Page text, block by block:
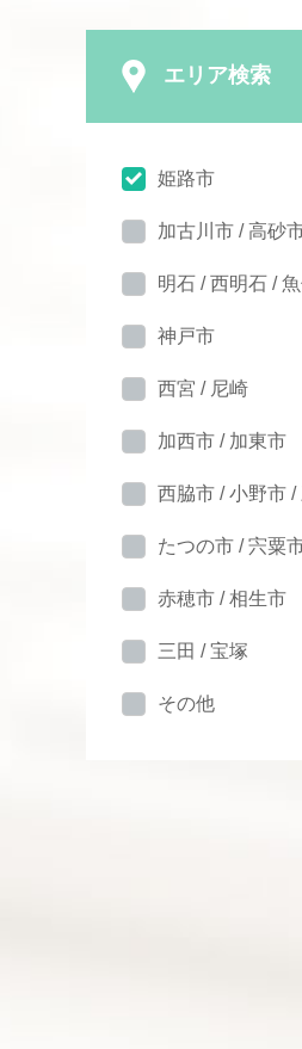
エリア検索
姫路市
加古川市 / 高砂
明石 / 西明石 /
神戸市
西宮 / 尼崎
加西市 / 加東市
西脇市 / 小野市 /
たつの市 / 宍粟
赤穂市 / 相生市
三田 / 宝塚
その他